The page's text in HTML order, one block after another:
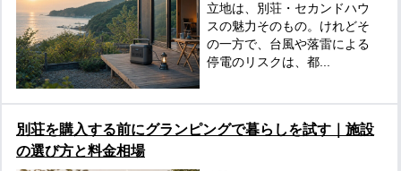
立地は、別荘・セカンドハウ
スの魅力そのもの。けれどそ
の一方で、台風や落雷による
停電のリスクは、都...
別荘を購入する前にグランピングで暮らしを試す｜施設
の選び方と料金相場